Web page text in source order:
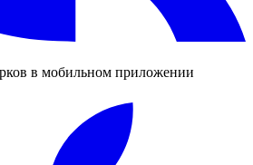
в мобильном приложении